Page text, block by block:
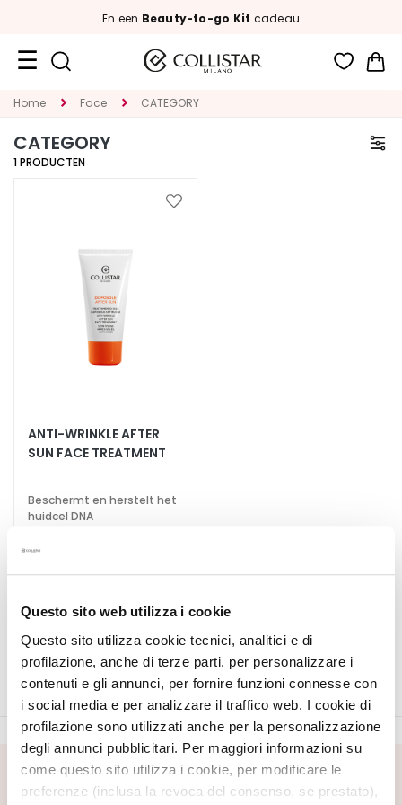
Questo sito web utilizza i cookie
Questo sito utilizza cookie tecnici, analitici e di
profilazione, anche di terze parti, per personalizzare i
contenuti e gli annunci, per fornire funzioni connesse con
i social media e per analizzare il traffico web. I cookie di
profilazione sono utilizzati anche per la personalizzazione
degli annunci pubblicitari. Per maggiori informazioni su
come questo sito utilizza i cookie, per modificare le
preferenze (inclusa la revoca del consenso, se prestato),
En een Beauty-to-go Kit cadeau
Travel
New
S
p
c
i
l
t
e
s
l
e
a
n
s
e
Home Face CATEGORY
CATEGORY
1PRODUCTEN
Voeg
ANTI-WRINKLE AFTER
SUN FACE TREATMENT
Beschermt en herstelt het
huidcel DNA
€ 36,00
5,0/5
3
reviews
SCHRIJF U IN VOOR DE NIEUWSBRIEF